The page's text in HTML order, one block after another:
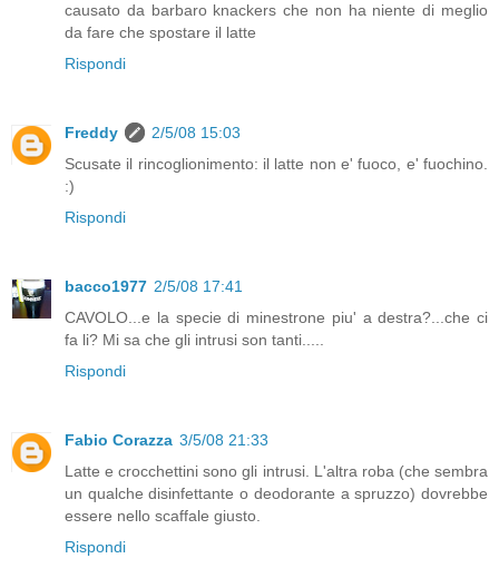
causato da barbaro knackers che non ha niente di meglio
da fare che spostare il latte
Rispondi
Freddy
2/5/08 15:03
Scusate il rincoglionimento: il latte non e' fuoco, e' fuochino.
:)
Rispondi
bacco1977 2/5/08 17:41
CAVOLO...e la specie di minestrone piu' a destra?...che ci
fa li? Mi sa che gli intrusi son tanti.....
Rispondi
Fabio Corazza 3/5/08 21:33
Latte e crocchettini sono gli intrusi. L'altra roba (che sembra
un qualche disinfettante o deodorante a spruzzo) dovrebbe
essere nello scaffale giusto.
Rispondi